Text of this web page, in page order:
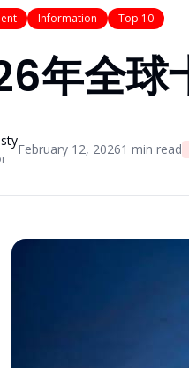
Information Top 10
年全球
February 12, 20261 min read